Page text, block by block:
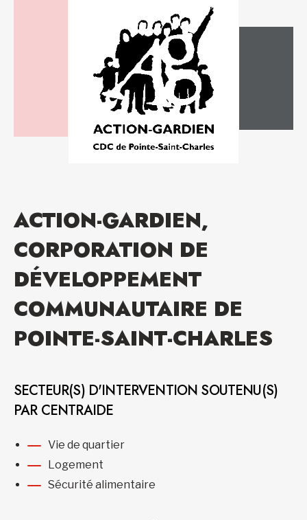
ACTION-GARDIEN,
CORPORATION DE
DÉVELOPPEMENT
COMMUNAUTAIRE DE
POINTE-SAINT-CHARLES
SECTEUR(S) D'INTERVENTION SOUTENU(S)
PAR CENTRAIDE
Vie de quartier
Logement
Sécurité alimentaire